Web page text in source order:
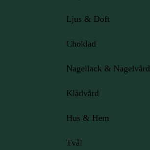
Ljus & Doft
Choklad
Nagellack & Nagelvård
Klädvård
Hus & Hem
Tvål